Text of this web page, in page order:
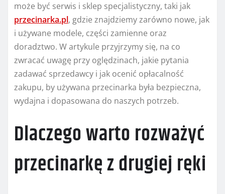
może być serwis i sklep specjalistyczny, taki jak
przecinarka.pl, gdzie znajdziemy zarówno nowe, jak
i używane modele, części zamienne oraz
doradztwo. W artykule przyjrzymy się, na co
zwracać uwagę przy oględzinach, jakie pytania
zadawać sprzedawcy i jak ocenić opłacalność
zakupu, by używana przecinarka była bezpieczna,
wydajna i dopasowana do naszych potrzeb.
Dlaczego warto rozważyć
przecinarkę z drugiej ręki